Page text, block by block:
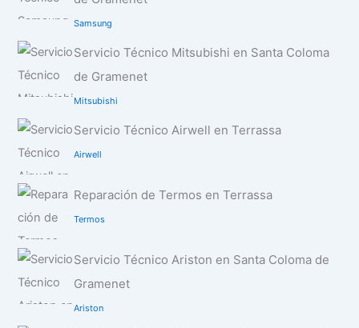
Samsung
Servicio Técnico Mitsubishi en Santa Coloma
de Gramenet
Mitsubishi
Servicio Técnico Airwell en Terrassa
Airwell
Reparación de Termos en Terrassa
Termos
Servicio Técnico Ariston en Santa Coloma de
Gramenet
Ariston